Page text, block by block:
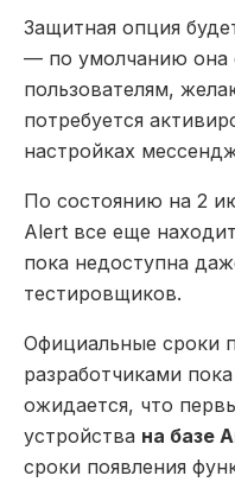
Защитная опция
— по умолчанию она
пользователям,
потребуется
настройках
По состоянию на 2
Alert все еще
пока недоступна
тестировщиков.
Официальные сроки
разработчиками
ожидается, что
устройства на базе
сроки появления